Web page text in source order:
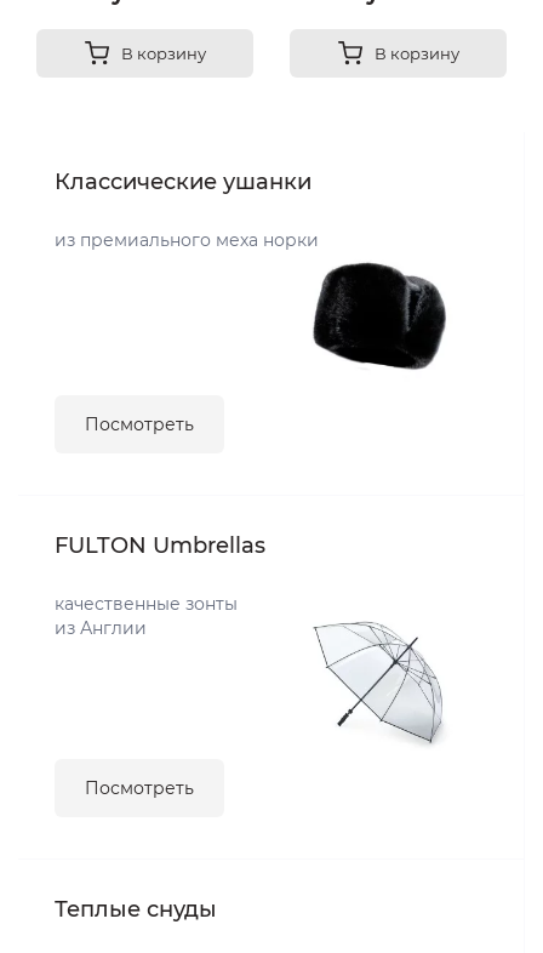
В корзину В корзину
Классические ушанки
из премиального меха норки
Посмотреть
FULTON Umbrellas
качественные зонты
из Англии
Посмотреть
Теплые снуды